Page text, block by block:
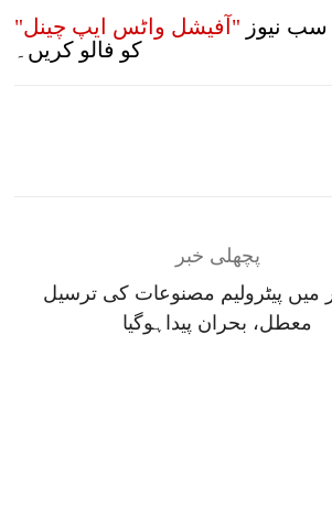
نیوز "آفیشل واٹس ایپ چینل"
کو فالو کریں۔
پچھلی خبر
میں پیٹرولیم مصنوعات کی ترسیل
معطل، بحران پیداہوگیا